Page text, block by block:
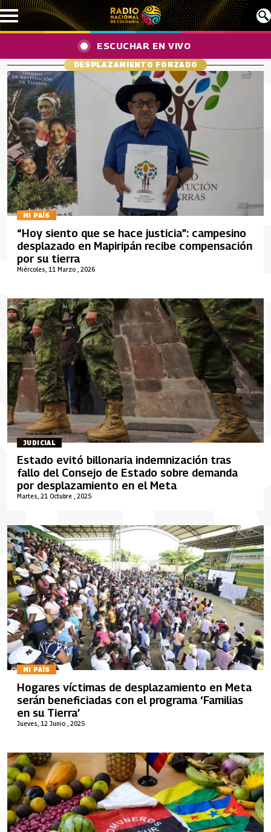
Pasar al contenido principal
ESCUCHAR EN VIVO
DESPLAZAMIENTO FORZADO
MI PAÍS
Miércoles, 11 Marzo , 2026
“Hoy siento que se hace justicia”: campesino
desplazado en Mapiripán recibe compensación
por su tierra
JUDICIAL
Martes, 21 Octubre , 2025
Estado evitó billonaria indemnización tras
fallo del Consejo de Estado sobre demanda
por desplazamiento en el Meta
MI PAÍS
Jueves, 12 Junio , 2025
Hogares víctimas de desplazamiento en Meta
serán beneficiadas con el programa ‘Familias
en su Tierra’